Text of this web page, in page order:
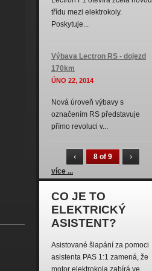
třídu mezi elektrokoly.
Poskytuje...
Výbava Lectron RS - dojezd
170km
ÚNO 22, 2014
Nová úroveň výbavy s
označením RS představuje
přímo revoluci v...
‹ 8 of 9 ›
více ...
CO JE TO
ELEKTRICKÝ
ASISTENT?
Asistované šlapání za pomoci
asistenta PAS 1:1 zamená, že
motor elektrokola zabírá ve